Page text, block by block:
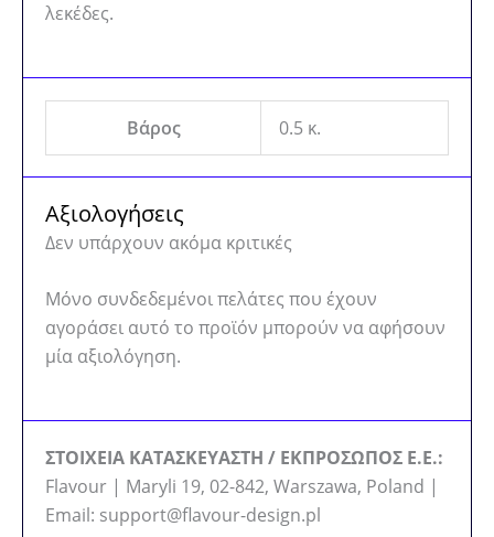
λεκέδες.
Βάρος 0.5 κ.
Αξιολογήσεις
Δεν υπάρχουν ακόμα κριτικές
Μόνο συνδεδεμένοι πελάτες που έχουν
αγοράσει αυτό το προϊόν μπορούν να αφήσουν
μία αξιολόγηση.
ΣΤΟΙΧΕΙΑ ΚΑΤΑΣΚΕΥΑΣΤΗ / ΕΚΠΡΟΣΩΠΟΣ Ε.Ε.:
Flavour | Maryli 19, 02-842, Warszawa, Poland |
Email: support@flavour-design.pl